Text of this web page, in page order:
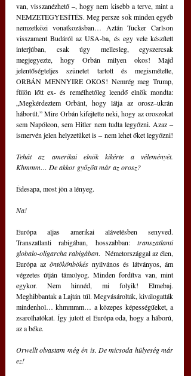
van, visszanézhető ‒, hogy nem kisebb a terve, mint a
NEMZETEGYESÍTÉS. Meg persze sok minden egyéb
nemzetközi vonatkozásban… Aztán Tucker Carlson
visszament Budáról az USA-ba, és egy vele készített
interjúban, csak úgy mellesleg, egyszercsak
megjegyezte, hogy Orbán milyen okos! Majd
jelentőségteljes szünetet tartott és megismételte,
ORBÁN MENNYIRE OKOS! Nemrég meg Trump,
fülön lőtt ex- és remélhetőleg leendő elnök mondta:
„Megkérdeztem Orbánt, hogy látja az orosz–ukrán
háborút.” Mire Orbán kifejtette neki, hogy az oroszokat
sem Napóleon, sem Hitler nem tudta legyőzni. Azaz ‒
ismervén jelen helyzetüket is ‒ nem lehet őket legyőzni!
Tehát az amerikai elnök kikérte a véleményét.
Khmmm… De akkor győzött már az orosz?
Édesapa, most jön a lényeg.
Na!
Európa aljas amerikai alávetésben senyved.
Transzatlanti rabigában, hosszabban: transzatlanti
globalo-oligarcha rabigában.  Németországgal az élen,
Európa az öntökönbökés nyilvános és látványos, ám
végzetes útján támolyog. Minden fordítva van, mint
egykor. Nem hinnéd, mi folyik! Elmebaj.
Meghibbantak a Lajtán túl. Megvásárolták, kiválogatták
mindenhol… khmmmm… a közepes képességűeket, a
zsarolhatókat. Így jutott el Európa oda, hogy a háború,
az a béke.
Orwellt olvastam még én is. De micsoda hülyeség már
ez!